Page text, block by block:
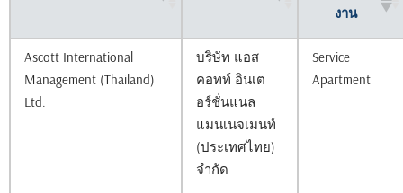
งาน
Ascott International
Management (Thailand)
Ltd.
บริษัท แอส
คอทท์ อินเต
อร์ชั่นแนล
แมนเนจเมนท์
(ประเทศไทย)
จำกัด
Service
Apartment